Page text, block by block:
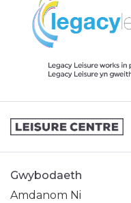
Gwybodaeth
Amdanom Ni